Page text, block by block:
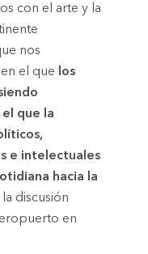
con el arte y la
nos
el que
los
que la
e intelectuales
hacia la
discusión
en